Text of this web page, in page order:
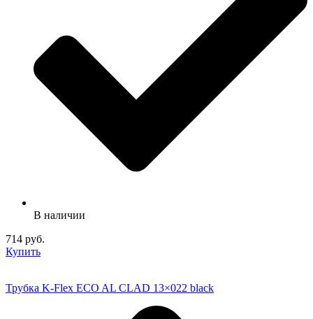
В наличии
714 руб.
Купить
Трубка K-Flex ECO AL CLAD 13×022 black